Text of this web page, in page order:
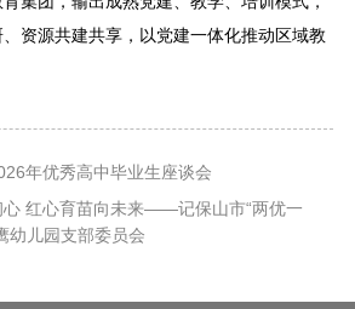
资源共建共享，以党建一体化推动区域教
年优秀高中毕业生座谈会
心 红心育苗向未来——记保山市“两优一
幼儿园支部委员会